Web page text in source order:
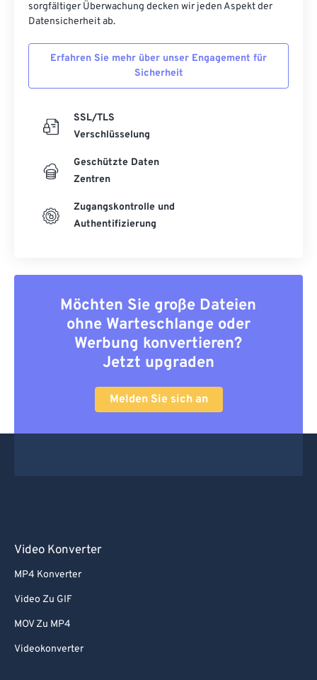
sorgfältiger Überwachung decken wir jeden Aspekt der
Datensicherheit ab.
Erfahren Sie mehr über unser Engagement für
Sicherheit
SSL/TLS
Verschlüsselung
Geschützte Daten
Zentren
Zugangskontrolle und
Authentifizierung
Möchten Sie große Dateien
ohne Warteschlange oder
Werbung konvertieren?
Jetzt upgraden
Melden Sie sich an
Video Konverter
MP4 Konverter
Video Zu GIF
MOV Zu MP4
Videokonverter